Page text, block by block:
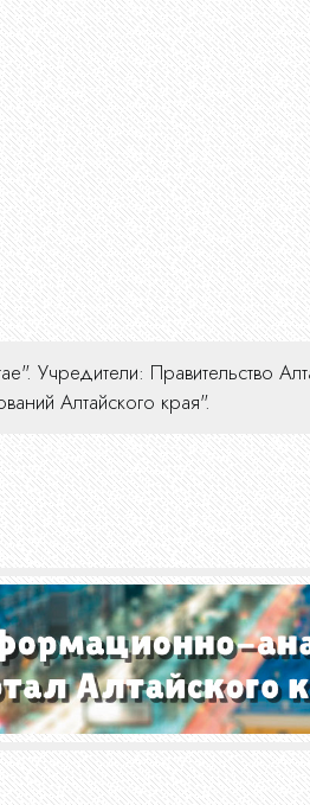
Учредители: Правительство
Алтайского края".